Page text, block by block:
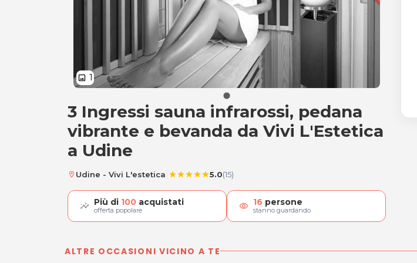
image 1
3 Ingressi sauna infrarossi
3 Ingressi sauna infrarossi, pedana
vibrante e bevanda da Vivi L'Estetica
a Udine
location_on Udine - Vivi L'estetica starstarstarstarstar5.0(15)
Più di 100 acquistati
offerta popolare visibility 16 persone
stanno guardando
ALTRE OCCASIONI VICINO A TE